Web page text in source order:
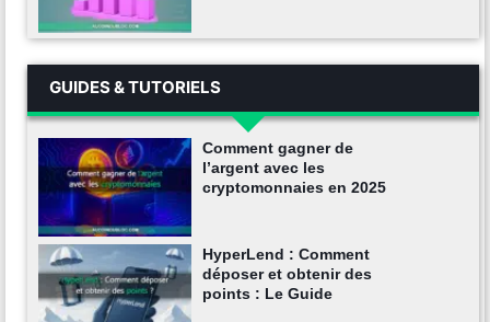
GUIDES & TUTORIELS
Comment gagner de
l’argent avec les
cryptomonnaies en 2025
HyperLend : Comment
déposer et obtenir des
points : Le Guide